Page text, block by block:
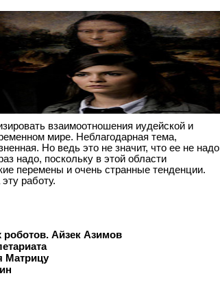
взаимоотношения иудейской и
мире. Неблагодарная тема,
Но ведь это не значит, что ее не надо
надо, поскольку в этой области
перемены и очень странные тенденции.
работу.
Айзек Азимов
Матрицу